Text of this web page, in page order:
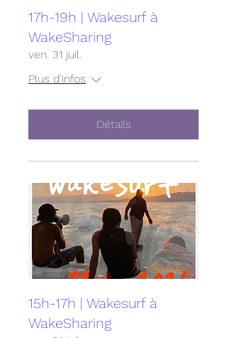
17h-19h | Wakesurf à
WakeSharing
ven. 31 juil.
Plus d'infos
Détails
15h-17h | Wakesurf à
WakeSharing